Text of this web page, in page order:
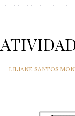
LILIANE SANTOS